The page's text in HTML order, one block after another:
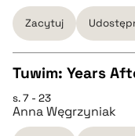
Zacytuj
CZYSTY TEKST
Tuwim: Years
s. 7 - 23
Anna Węgrzyniak